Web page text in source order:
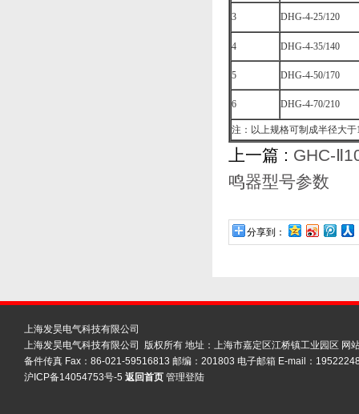
3 DHG-4-25/120
4 DHG-4-35/140
5 DHG-4-50/170
6 DHG-4-70/210
注：以上规格可制成半径大
上一篇 : GHC-
鸣器型号参数
分享到：
上海发昊电气科技有限公司
上海发昊电气科技有限公司 版权所有 地址：上海市嘉定区江桥镇工业园区 网
备件传真 Fax：86-021-59516813 邮编：201803 电子邮箱 E-mail：
沪ICP备14054753号-5 返回首页 管理登陆